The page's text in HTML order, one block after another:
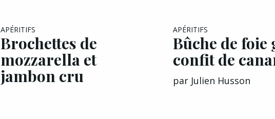
APÉRITIFS
Brochettes de
mozzarella et
jambon cru
APÉRITIFS
Bûche de foie
confit de
par Julien Husson